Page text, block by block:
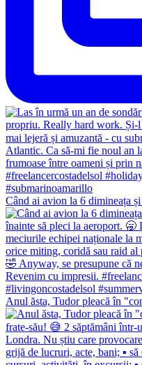
Când ai avion la 6 dimineața
Anul ăsta, Tudor pleacă în